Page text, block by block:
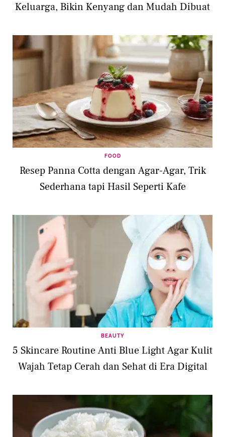
Keluarga, Bikin Kenyang dan Mudah Dibuat
FOOD
Resep Panna Cotta dengan Agar-Agar, Trik
Sederhana tapi Hasil Seperti Kafe
BEAUTY
5 Skincare Routine Anti Blue Light Agar Kulit
Wajah Tetap Cerah dan Sehat di Era Digital